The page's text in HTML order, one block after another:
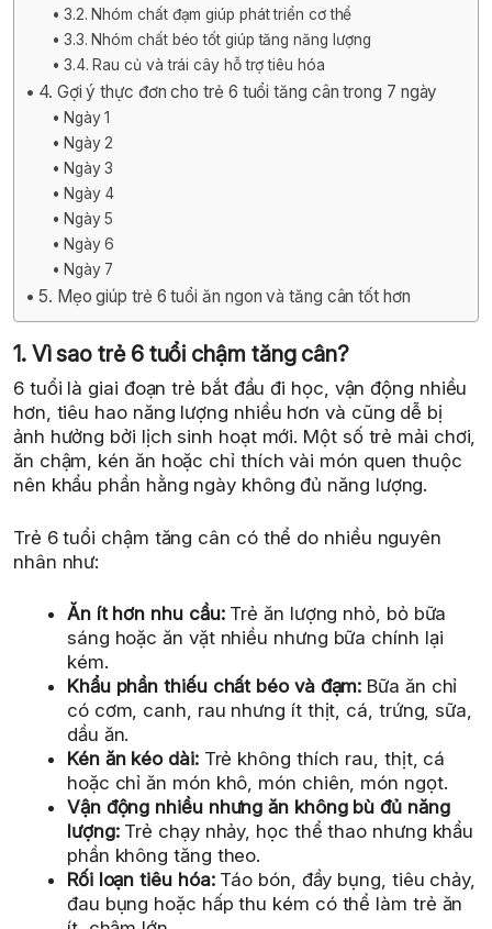
3.2. Nhóm chất đạm giúp phát triển cơ thể
3.3. Nhóm chất béo tốt giúp tăng năng lượng
3.4. Rau củ và trái cây hỗ trợ tiêu hóa
4. Gợi ý thực đơn cho trẻ 6 tuổi tăng cân trong 7 ngày
Ngày 1
Ngày 2
Ngày 3
Ngày 4
Ngày 5
Ngày 6
Ngày 7
5. Mẹo giúp trẻ 6 tuổi ăn ngon và tăng cân tốt hơn
1. Vì sao trẻ 6 tuổi chậm tăng cân?
6 tuổi là giai đoạn trẻ bắt đầu đi học, vận động nhiều
hơn, tiêu hao năng lượng nhiều hơn và cũng dễ bị
ảnh hưởng bởi lịch sinh hoạt mới. Một số trẻ mải chơi,
ăn chậm, kén ăn hoặc chỉ thích vài món quen thuộc
nên khẩu phần hằng ngày không đủ năng lượng.
Trẻ 6 tuổi chậm tăng cân có thể do nhiều nguyên
nhân như:
Ăn ít hơn nhu cầu:Trẻ ăn lượng nhỏ, bỏ bữa
sáng hoặc ăn vặt nhiều nhưng bữa chính lại
kém.
Khẩu phần thiếu chất béo và đạm: Bữa ăn chỉ
có cơm, canh, rau nhưng ít thịt, cá, trứng, sữa,
dầu ăn.
Kén ăn kéo dài:Trẻ không thích rau, thịt, cá
hoặc chỉ ăn món khô, món chiên, món ngọt.
Vận động nhiều nhưng ăn không bù đủ năng
lượng:Trẻ chạy nhảy, học thể thao nhưng khẩu
phần không tăng theo.
Rối loạn tiêu hóa:Táo bón, đầy bụng, tiêu chảy,
đau bụng hoặc hấp thu kém có thể làm trẻ ăn